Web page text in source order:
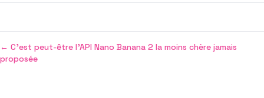
← C'est peut-être l'API Nano Banana 2 la moins chère jamais
proposée